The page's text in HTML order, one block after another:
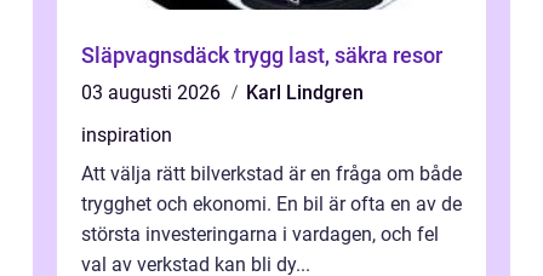
Släpvagnsdäck trygg last, säkra resor
03 augusti 2026
Karl Lindgren
inspiration
Att välja rätt bilverkstad är en fråga om både
trygghet och ekonomi. En bil är ofta en av de
största investeringarna i vardagen, och fel
val av verkstad kan bli dy...